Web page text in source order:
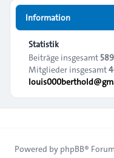
Information
Statistik
Beiträge insgesamt
Mitglieder insgesamt
Powered by phpBB®